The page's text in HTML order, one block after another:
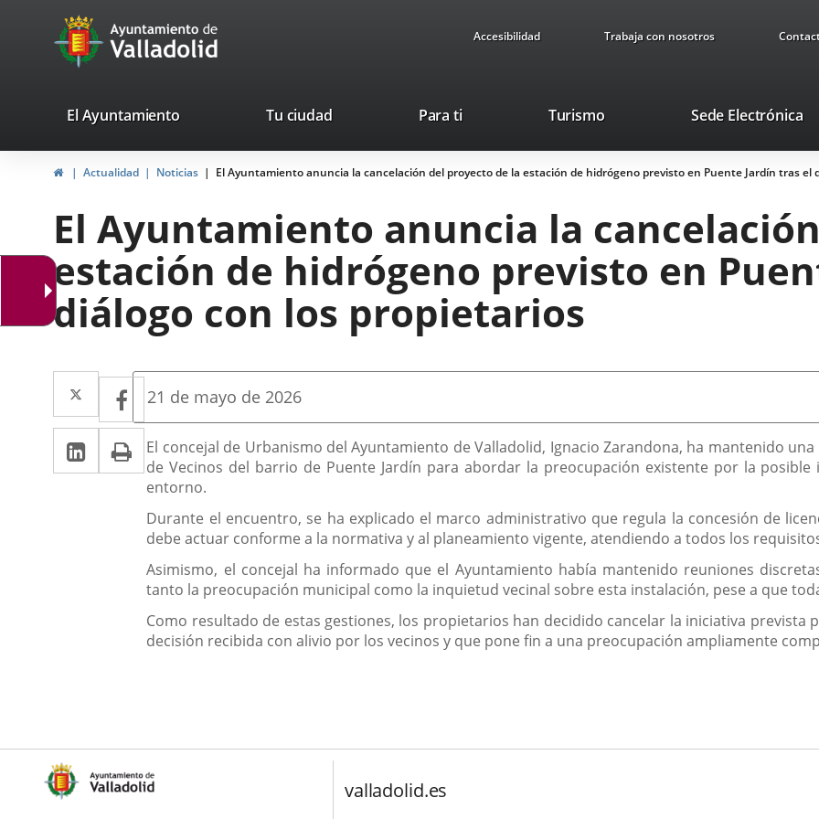
Portal
Web
Ayuntamiento
de
Accesibilidad Trabaja con nosotros
valladolid.es
El Ayuntamiento Tu ciudad Para ti TurismoThis
will
open
pop-
up
window.
Sede Electrónica
HomeActualidad Noticias El Ayuntamiento anuncia la cancelación del proyecto de la estación de hidrógeno previsto en Puente Jardín tras el
El Ayuntamiento anuncia la
estación de hidrógeno previsto en
diálogo con los propietarios
Twitter
Enlace
a
una
aplicación
externa.
Facebook
Enlace
a
una
aplicación
externa.
Linkedin
Enlace
a
aplicación
externa.
Print
Fecha
la
noticia
21 de mayo de 2026
Descripción
El concejal de Urbanismo del Ayuntamiento de Valladolid, Ignacio Zarandona, ha mantenido
de Vecinos del barrio de Puente Jardín para abordar la preocupación existente por la
entorno.
Durante el encuentro, se ha explicado el marco administrativo que regula la concesión de
debe actuar conforme a la normativa y al planeamiento vigente, atendiendo a todos los
Asimismo, el concejal ha informado que el Ayuntamiento había mantenido reuniones
tanto la preocupación municipal como la inquietud vecinal sobre esta instalación, pese a que
Como resultado de estas gestiones, los propietarios han decidido cancelar la iniciativa
decisión recibida con alivio por los vecinos y que pone fin a una preocupación ampliamente
valladolid.es